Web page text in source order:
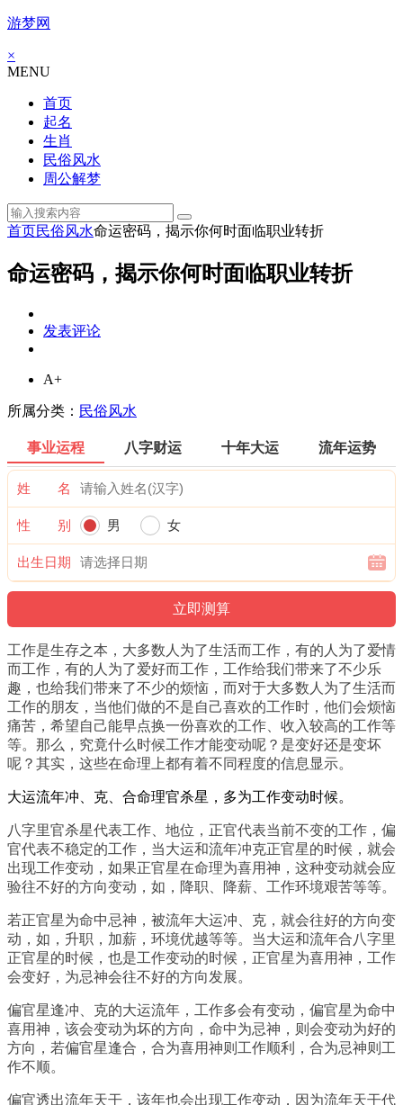
游梦网
×
MENU
首页
起名
生肖
民俗风水
周公解梦
首页民俗风水命运密码，揭示你何时面临职业转折
命运密码，揭示你何时面临职业转折
发表评论
A+
所属分类： 民俗风水
事业运程 八字财运 十年大运 流年运势
姓 名
性 别 男 女
出生日期
工作是生存之本，大多数人为了生活而工作，有的人为了爱情
而工作，有的人为了爱好而工作，工作给我们带来了不少乐
趣，也给我们带来了不少的烦恼，而对于大多数人为了生活而
工作的朋友，当他们做的不是自己喜欢的工作时，他们会烦恼
痛苦，希望自己能早点换一份喜欢的工作、收入较高的工作等
等。那么，究竟什么时候工作才能变动呢？是变好还是变坏
呢？其实，这些在命理上都有着不同程度的信息显示。
大运流年冲、克、合命理官杀星，多为工作变动时候。
八字里官杀星代表工作、地位，正官代表当前不变的工作，偏
官代表不稳定的工作，当大运和流年冲克正官星的时候，就会
出现工作变动，如果正官星在命理为喜用神，这种变动就会应
验往不好的方向变动，如，降职、降薪、工作环境艰苦等等。
若正官星为命中忌神，被流年大运冲、克，就会往好的方向变
动，如，升职，加薪，环境优越等等。当大运和流年合八字里
正官星的时候，也是工作变动的时候，正官星为喜用神，工作
会变好，为忌神会往不好的方向发展。
偏官星逢冲、克的大运流年，工作多会有变动，偏官星为命中
喜用神，该会变动为坏的方向，命中为忌神，则会变动为好的
方向，若偏官星逢合，合为喜用神则工作顺利，合为忌神则工
作不顺。
偏官透出流年天干，该年也会出现工作变动，因为流年天干代